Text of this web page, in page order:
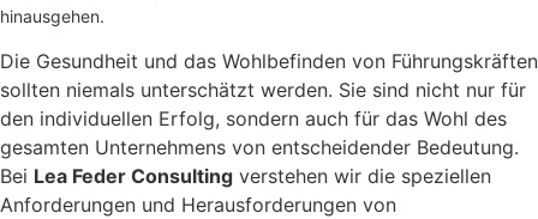
hinausgehen.
Die Gesundheit und das Wohlbefinden von Führungskräften
sollten niemals unterschätzt werden. Sie sind nicht nur für
den individuellen Erfolg, sondern auch für das Wohl des
gesamten Unternehmens von entscheidender Bedeutung.
Bei Lea Feder Consulting verstehen wir die speziellen
Anforderungen und Herausforderungen von